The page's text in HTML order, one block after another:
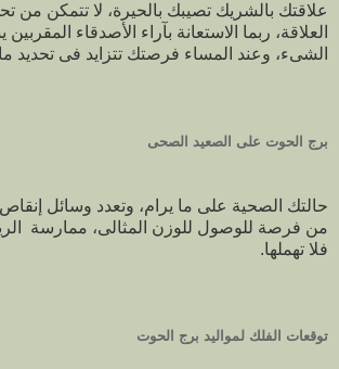
علاقتك بالشريك تصيبك بالحيرة، لا تتمكن من
العلاقة، ربما الاستعانة بآراء الأصدقاء
الشىء، وعند المساء فرصتك تتزايد فى تحديد
برج الحوت على الصعيد الصحى
حالتك الصحية على ما يرام، وتعدد وسائل إنقاص
من فرصة للوصول للوزن المثالى، ممارسة
فلا تهملها.
توقعات الفلك لمواليد برج الحوت